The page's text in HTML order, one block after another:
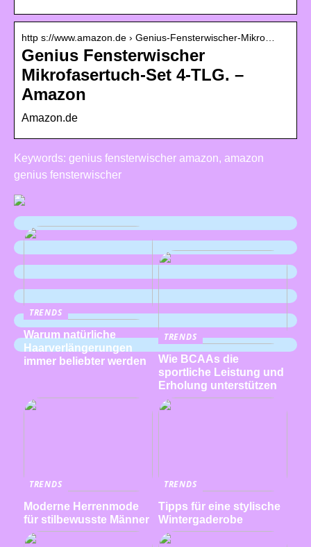
http s://www.amazon.de › Genius-Fensterwischer-Mikro…
Genius Fensterwischer
Mikrofasertuch-Set 4-TLG. –
Amazon
Amazon.de
Keywords: genius fensterwischer amazon, amazon
genius fensterwischer
TRENDS
Warum natürliche
Haarverlängerungen
immer beliebter werden
TRENDS
Wie BCAAs die
sportliche Leistung und
Erholung unterstützen
TRENDS
Moderne Herrenmode
für stilbewusste Männer
TRENDS
Tipps für eine stylische
Wintergaderobe